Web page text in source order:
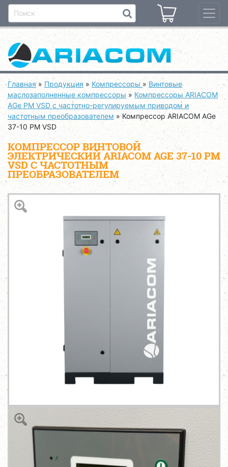
Главная » Продукция » Компрессоры » Винтовые
маслозаполненные компрессоры » Компрессоры ARIACOM
AGe PM VSD с частотно-регулируемым приводом и
частотным преобразователем » Компрессор ARIACOM AGe
37-10 PM VSD
КОМПРЕССОР ВИНТОВОЙ
ЭЛЕКТРИЧЕСКИЙ ARIACOM AGE 37-10 PM
VSD С ЧАСТОТНЫМ
ПРЕОБРАЗОВАТЕЛЕМ